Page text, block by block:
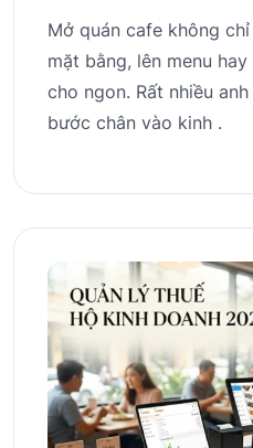
Mở quán cafe không
mặt bằng, lên menu
cho ngon. Rất nhiều
bước chân vào kinh .